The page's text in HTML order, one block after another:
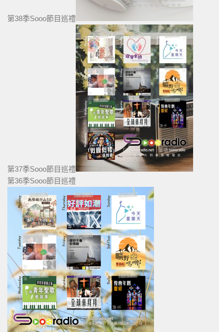
第38季Sooo節目巡禮
第37季Sooo節目巡禮
第36季Sooo節目巡禮